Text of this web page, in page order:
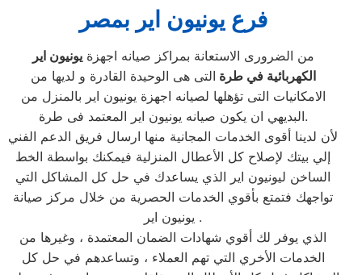
فرع يونيون اير بمصر
من الضرورى الاستعانة بمراكز صيانه اجهزةيونيون اير
الكهربائية في طرة التى هى الوحيدة القادرة و لديها من
الامكانيات التى تؤهلها لصيانه اجهزة يونيون اير بالمنزل من
البديهي ان يكون صيانه يونيون اير المعتمد فى طرة.
لأن لدينا أقوى الخدمات المجانية منها ارسال فريق الدعم الفني
إلي بيتك لإصلاح كل الأعطال المنزلية فيمكنك بواسطة الخط
الساخن ليونيون اير الذي يساعدك في حل كل المشاكل التي
تواجهك فتمتع بأقوي الخدمات الحصرية من خلال مركز صيانة
يونيون اير .
الذي يوفر لك أقوي شهادات الضمان المعتمدة ، وغيرها من
الخدمات الأخري التي تهم العملاء ، وتساعدهم في حل كل